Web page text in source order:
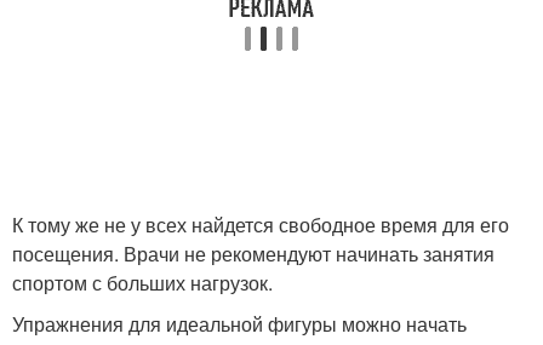
К тому же не у всех найдется свободное время для его
посещения. Врачи не рекомендуют начинать занятия
спортом с больших нагрузок.
Упражнения для идеальной фигуры можно начать